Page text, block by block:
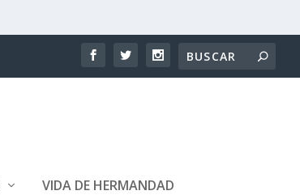
VIDA DE HERMANDAD